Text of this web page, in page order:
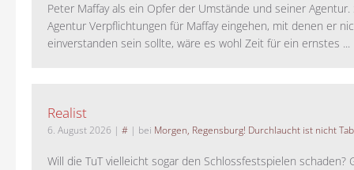
Peter Maffay als ein Opfer der Umstände und seiner Agentur.
Agentur Verpflichtungen für Maffay eingehen, mit denen er
einverstanden sein sollte, wäre es wohl Zeit für ein ernstes ...
Realist
6. August 2026 | # | bei Morgen, Regensburg! Durchlaucht ist nicht
Will die TuT vielleicht sogar den Schlossfestspielen schaden?